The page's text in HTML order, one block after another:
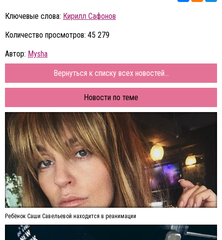
Ключевые слова: Кирилл Сафонов
Количество просмотров: 45 279
Автор: Mysha
Вернуться к списку всех новостей...
Новости по теме
Ребёнок Саши Савельевой находится в реанимации